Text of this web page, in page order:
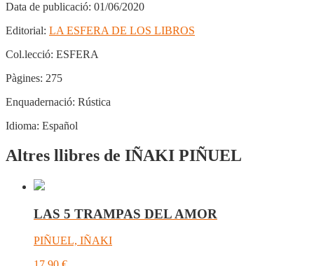
Data de publicació: 01/06/2020
Editorial: LA ESFERA DE LOS LIBROS
Col.lecció: ESFERA
Pàgines: 275
Enquadernació: Rústica
Idioma: Español
Altres llibres de IÑAKI PIÑUEL
LAS 5 TRAMPAS DEL AMOR
PIÑUEL, IÑAKI